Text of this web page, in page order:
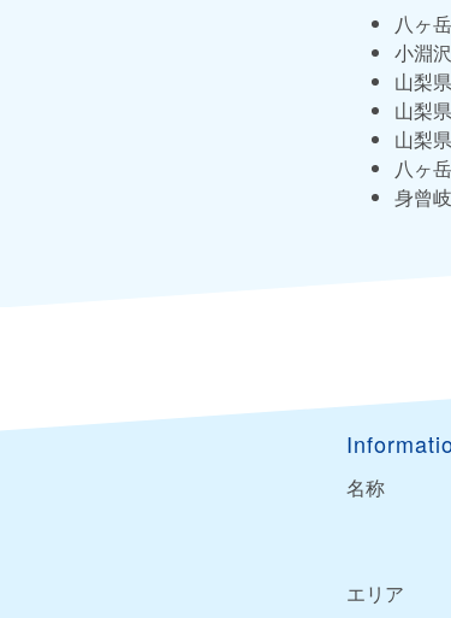
八ヶ
小淵
山梨
山梨
山梨
八ヶ
身曾
名称
エリア